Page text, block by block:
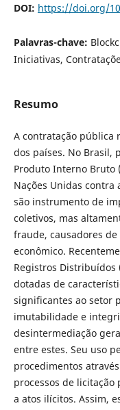
DOI: https://doi.org/
Palavras-chave:
Iniciativas,
Resumo
A contratação pública
dos países. No Brasil,
Produto Interno Bruto
Nações Unidas contra
são instrumento de
coletivos, mas
fraude, causadores
econômico.
Registros Distribuídos
dotadas de
significantes ao setor
imutabilidade e
desintermediação
entre estes. Seu uso
procedimentos
processos de
a atos ilícitos. Assim,